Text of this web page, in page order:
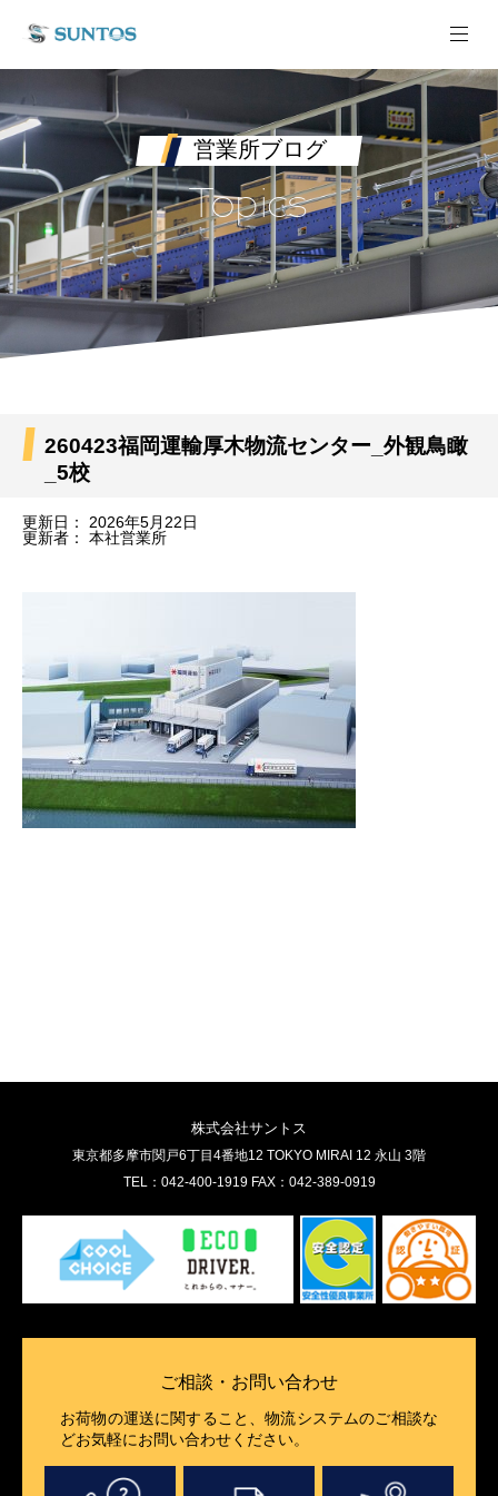
営業所ブログ
Topics
260423福岡運輸厚木物流センター_外観鳥瞰
_5校
更新日：
2026年5月22日
更新者：
本社営業所
株式会社サントス
東京都多摩市関戸6丁目4番地12 TOKYO MIRAI 12 永山 3階
TEL：042-400-1919 FAX：042-389-0919
ご相談・お問い合わせ
お荷物の運送に関すること、物流システムのご相談な
どお気軽にお問い合わせください。